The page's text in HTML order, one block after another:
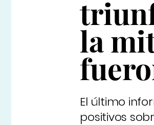
la
El último
positivos